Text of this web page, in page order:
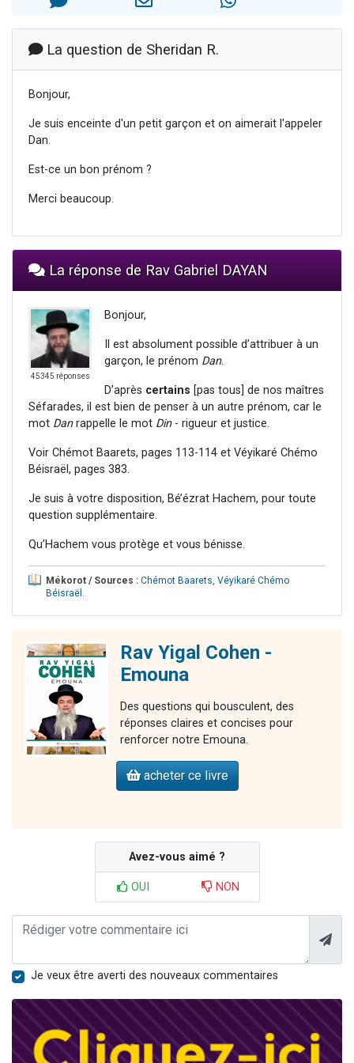
La question de Sheridan R.
Bonjour,
Je suis enceinte d'un petit garçon et on aimerait l'appeler
Dan.
Est-ce un bon prénom ?
Merci beaucoup.
La réponse de Rav Gabriel DAYAN
45345 réponses
Bonjour,
Il est absolument possible d’attribuer à un
garçon, le prénom Dan.
D’après certains [pas tous] de nos maîtres
Séfarades, il est bien de penser à un autre prénom, car le
mot Danrappelle le mot Din- rigueur et justice.
Voir Chémot Baarets, pages 113-114 et Véyikaré Chémo
Béisraël, pages 383.
Je suis à votre disposition, Bé’ézrat Hachem, pour toute
question supplémentaire.
Qu’Hachem vous protège et vous bénisse.
Mékorot / Sources : Chémot Baarets, Véyikaré Chémo
Béisraël .
Rav Yigal Cohen -
Emouna
Des questions qui bousculent, des
réponses claires et concises pour
renforcer notre Emouna.
acheter ce livre
Avez-vous aimé ?
OUI NON
Je veux être averti des nouveaux commentaires